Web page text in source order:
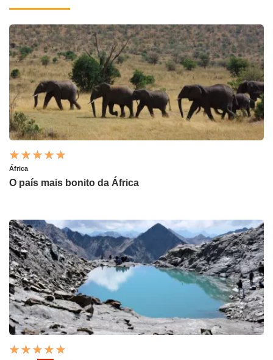
África
O país mais bonito da África